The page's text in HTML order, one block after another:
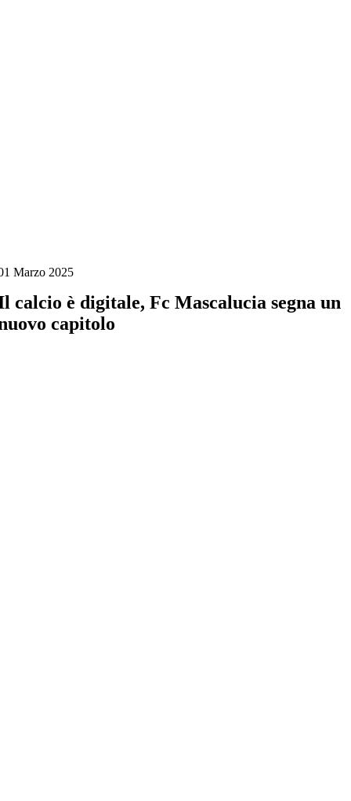
Marzo 2025
calcio è digitale, Fc Mascalucia segna un
capitolo